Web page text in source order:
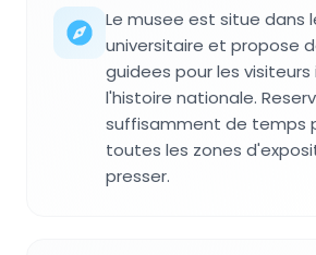
Le musee est situe dans
universitaire et propose
guidees pour les
l'histoire nationale.
suffisamment de temps
toutes les zones
presser.